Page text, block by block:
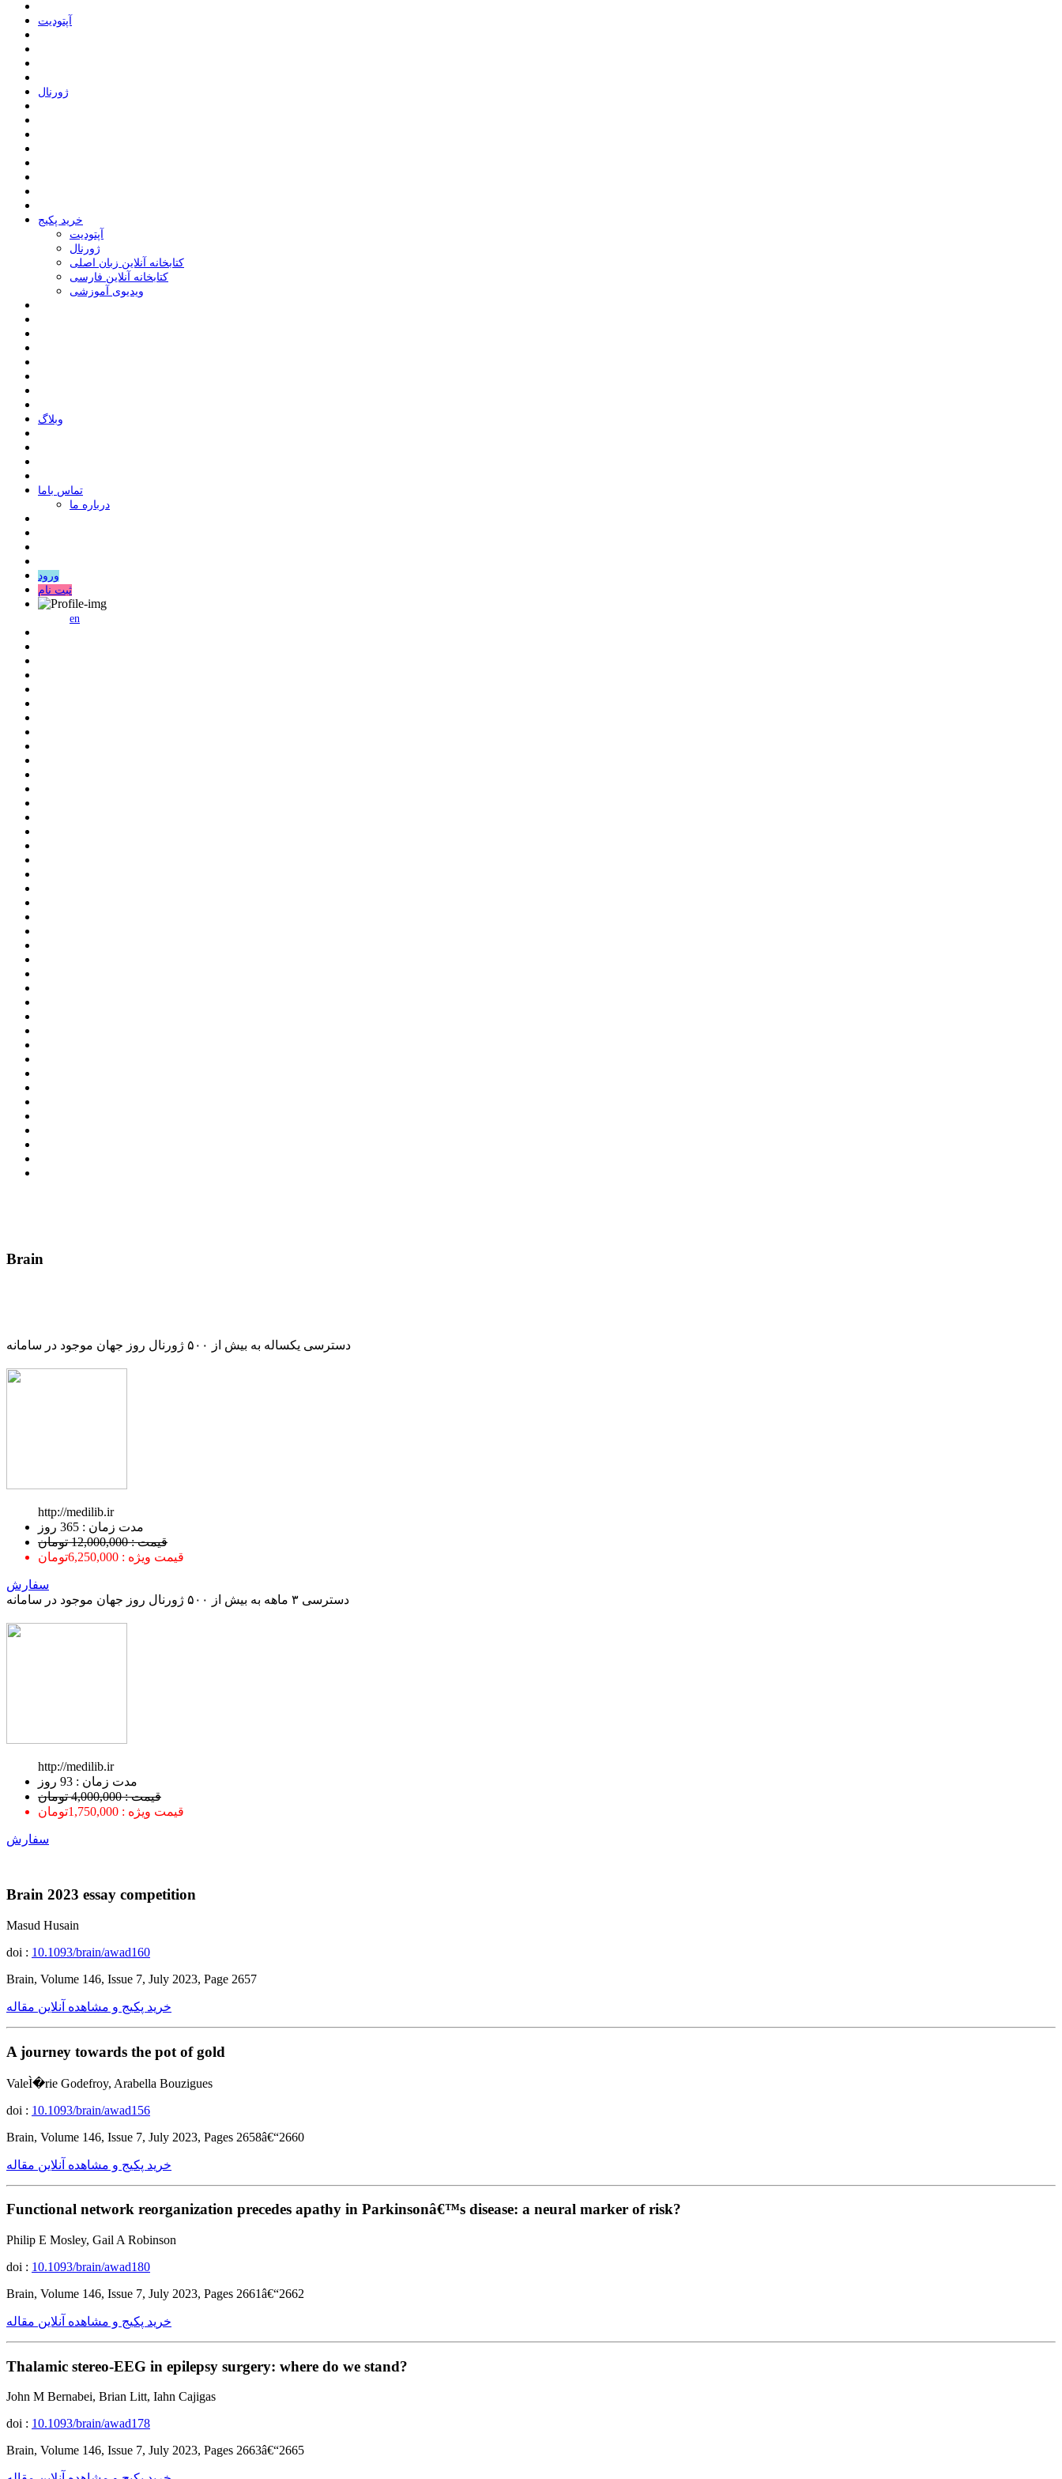
ﺁﭘﺘﻮﺩﯾﺖ
ﮊﻭﺭﻧﺎﻝ
خرید پکیج
ﺁﭘﺘﻮﺩﯾﺖ
ﮊﻭﺭﻧﺎﻝ
کتابخانه آنلاین زبان اصلی
کتابخانه آنلاین فارسی
ویدیوی آموزشی
وبلاگ
ﺗﻤﺎﺱ ﺑﺎﻣﺎ
درباره ما
ورود
ثبت نام
en
Brain
دسترسی یکساله به بیش از ۵۰۰ ژورنال روز جهان موجود در سامانه
http://medilib.ir
ﻣﺪﺕ ﺯﻣﺎﻥ : 365 ﺭﻭﺯ
قیمت : 12,000,000 تومان
قیمت ویژه : 6,250,000تومان
سفارش
دسترسی ۳ ماهه به بیش از ۵۰۰ ژورنال روز جهان موجود در سامانه
http://medilib.ir
ﻣﺪﺕ ﺯﻣﺎﻥ : 93 ﺭﻭﺯ
قیمت : 4,000,000 تومان
قیمت ویژه : 1,750,000تومان
سفارش
Brain 2023 essay competition
Masud Husain
doi : 10.1093/brain/awad160
Brain, Volume 146, Issue 7, July 2023, Page 2657
خرید پکیج و مشاهده آنلاین مقاله
A journey towards the pot of gold
ValeÌ�rie Godefroy, Arabella Bouzigues
doi : 10.1093/brain/awad156
Brain, Volume 146, Issue 7, July 2023, Pages 2658â€“2660
خرید پکیج و مشاهده آنلاین مقاله
Functional network reorganization precedes apathy in Parkinsonâ€™s disease: a neural marker of risk?
Philip E Mosley, Gail A Robinson
doi : 10.1093/brain/awad180
Brain, Volume 146, Issue 7, July 2023, Pages 2661â€“2662
خرید پکیج و مشاهده آنلاین مقاله
Thalamic stereo-EEG in epilepsy surgery: where do we stand?
John M Bernabei, Brian Litt, Iahn Cajigas
doi : 10.1093/brain/awad178
Brain, Volume 146, Issue 7, July 2023, Pages 2663â€“2665